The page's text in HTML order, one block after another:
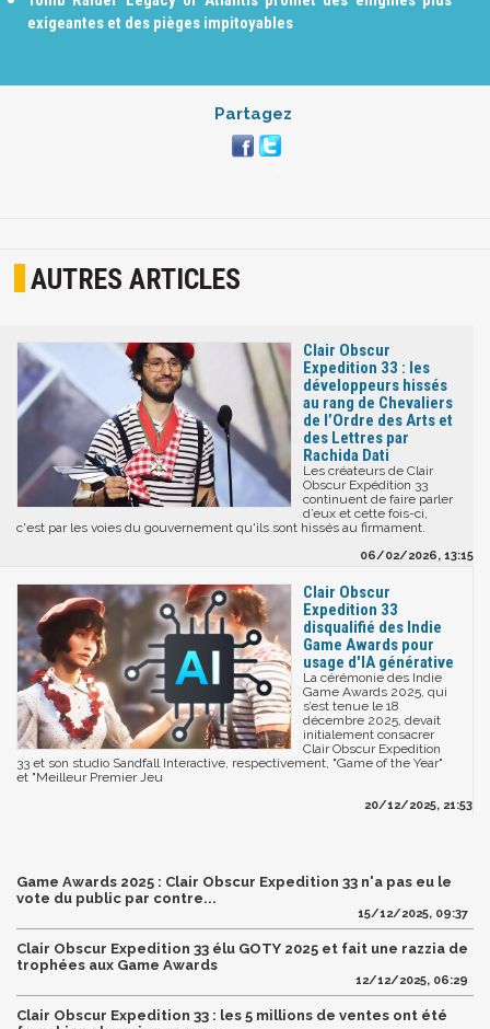
exigeantes et des pièges impitoyables
Partagez
AUTRES ARTICLES
Clair Obscur
Expedition 33 : les
développeurs hissés
au rang de Chevaliers
de l’Ordre des Arts et
des Lettres par
Rachida Dati
Les créateurs de Clair
Obscur Expédition 33
continuent de faire parler
d’eux et cette fois-ci,
c'est par les voies du gouvernement qu'ils sont hissés au firmament.
06/02/2026, 13:15
Clair Obscur
Expedition 33
disqualifié des Indie
Game Awards pour
usage d'IA générative
La cérémonie des Indie
Game Awards 2025, qui
s’est tenue le 18
décembre 2025, devait
initialement consacrer
Clair Obscur Expedition
33 et son studio Sandfall Interactive, respectivement, "Game of the Year"
et "Meilleur Premier Jeu
20/12/2025, 21:53
Game Awards 2025 : Clair Obscur Expedition 33 n'a pas eu le
vote du public par contre...
15/12/2025, 09:37
Clair Obscur Expedition 33 élu GOTY 2025 et fait une razzia de
trophées aux Game Awards
12/12/2025, 06:29
Clair Obscur Expedition 33 : les 5 millions de ventes ont été